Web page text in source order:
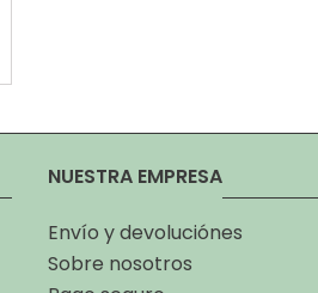
NUESTRA EMPRESA
Envío y devoluciónes
Sobre nosotros